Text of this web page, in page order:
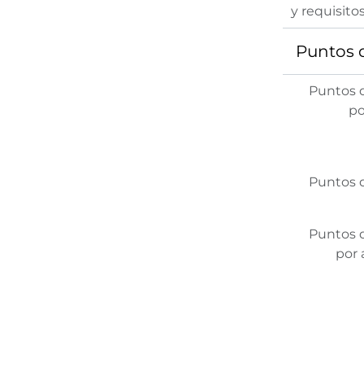
y
Puntos
Puntos
Puntos
Puntos
por